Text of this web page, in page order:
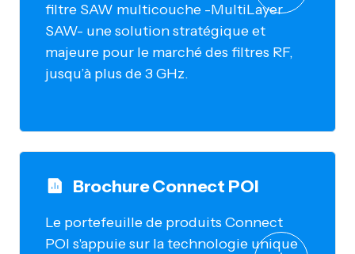
filtre SAW multicouche -MultiLayer
SAW- une solution stratégique et
majeure pour le marché des filtres RF,
jusqu’à plus de 3 GHz.
Brochure Connect POI
Le portefeuille de produits Connect
POI s'appuie sur la technologie unique